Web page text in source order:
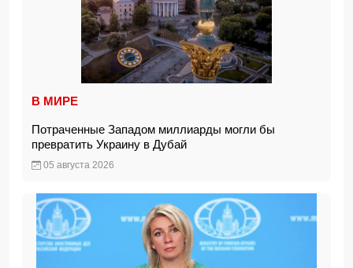
В МИРЕ
Потраченные Западом миллиарды могли бы
превратить Украину в Дубай
05 августа 2026